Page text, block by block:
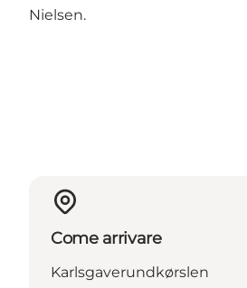
Nielsen.
Come arrivare
Karlsgaverundkørslen